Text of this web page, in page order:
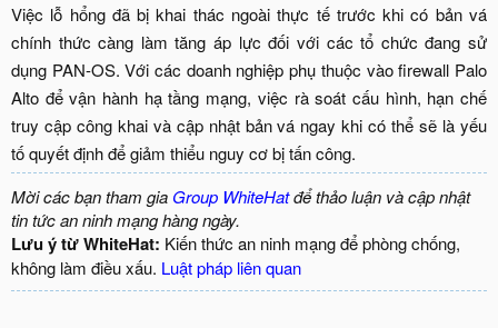
Việc lỗ hổng đã bị khai thác ngoài thực tế trước khi có bản vá
chính thức càng làm tăng áp lực đối với các tổ chức đang sử
dụng PAN-OS. Với các doanh nghiệp phụ thuộc vào firewall Palo
Alto để vận hành hạ tầng mạng, việc rà soát cấu hình, hạn chế
truy cập công khai và cập nhật bản vá ngay khi có thể sẽ là yếu
tố quyết định để giảm thiểu nguy cơ bị tấn công.​
Mời các bạn tham gia Group WhiteHatđể thảo luận và cập nhật
tin tức an ninh mạng hàng ngày.
Lưu ý từ WhiteHat: Kiến thức an ninh mạng để phòng chống,
không làm điều xấu. Luật pháp liên quan